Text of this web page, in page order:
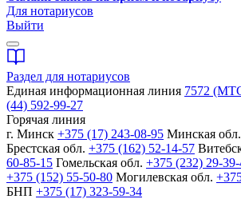
Для нотариусов
Выйти
Раздел для нотариусов
Единая информационная линия 7572
(44) 592-99-27
Горячая линия
г. Минск +375 (17) 243-08-95 Минская обл.
Брестская обл. +375 (162) 52-14-57
60-85-15 Гомельская обл. +375 (232) 29-
+375 (152) 55-50-80 Могилевская обл.
БНП +375 (17) 323-59-34